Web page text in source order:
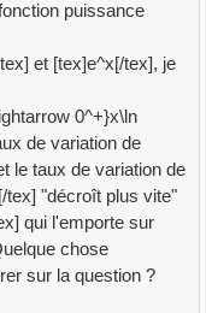
puissance
et [tex]e^x[/tex], je
0^+}x\ln
de variation de
le taux de variation de
tex] "décroît plus vite"
qui l'emporte sur
chose
sur la question ?